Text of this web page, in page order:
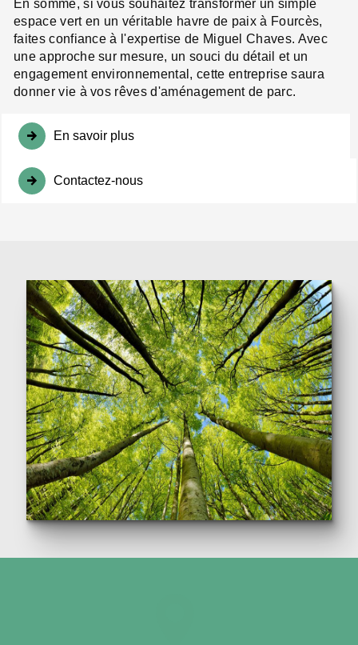
En somme, si vous souhaitez transformer un simple
espace vert en un véritable havre de paix à Fourcès,
faites confiance à l'expertise de Miguel Chaves. Avec
une approche sur mesure, un souci du détail et un
engagement environnemental, cette entreprise saura
donner vie à vos rêves d'aménagement de parc.
En savoir plus
Contactez-nous